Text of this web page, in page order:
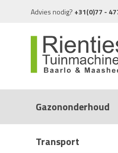
Advies nodig? +31(0)77 -
Gazononderhoud
Transport